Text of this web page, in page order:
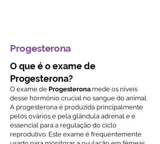
Progesterona
O que é o exame de
Progesterona?
O exame de Progesterona mede os níveis
desse hormônio crucial no sangue do animal.
A progesterona é produzida principalmente
pelos ovários e pela glândula adrenal e é
essencial para a regulação do ciclo
reprodutivo. Este exame é frequentemente